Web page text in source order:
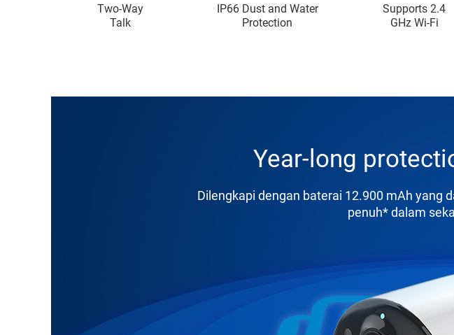
Two-Way
Talk
IP66 Dust and Water
Protection
Supports 2.4
GHz Wi-Fi
Year-long
Dilengkapi dengan baterai 12.900 mAh yang
penuh* dalam